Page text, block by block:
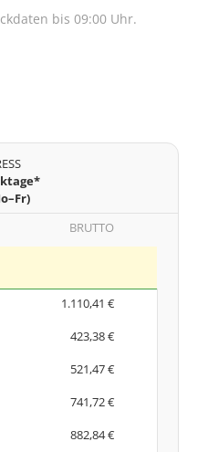
bis 09:00 Uhr.
BRUTTO
1.110,41 €
423,38 €
521,47 €
741,72 €
882,84 €